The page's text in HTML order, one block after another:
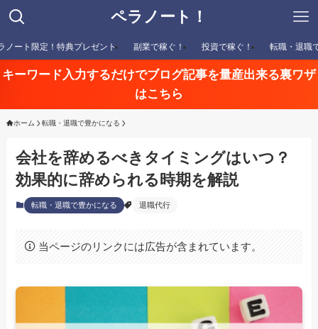
ペラノート！
ノート限定！特典プレゼント 副業で稼ぐ！ 投資で稼ぐ！ 転職・退職
キーワード入力するだけでブログ記事を量産出来る裏ワザ
はこちら
ホーム 転職・退職で豊かになる
会社を辞めるべきタイミングはいつ？
効果的に辞められる時期を解説
転職・退職で豊かになる 退職代行
当ページのリンクには広告が含まれています。